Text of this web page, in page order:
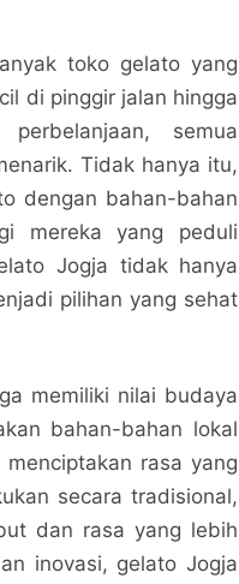
yang Wajib Dicoba saat
Kritis
toko gelato yang
di pinggir jalan hingga
semua
Tidak hanya itu,
dengan bahan-bahan
mereka yang peduli
Jogja tidak hanya
pilihan yang sehat
memiliki nilai budaya
bahan-bahan lokal
rasa yang
secara tradisional,
dan rasa yang lebih
inovasi, gelato Jogja
yang Wajib Dicoba saat
Kritis